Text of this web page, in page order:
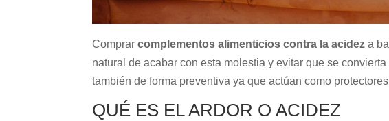
Comprarcomplementos alimenticios contra la acidez a
natural de acabar con esta molestia y evitar que se
también de forma preventiva ya que actúan como
QUÉ ES EL ARDOR O ACIDEZ